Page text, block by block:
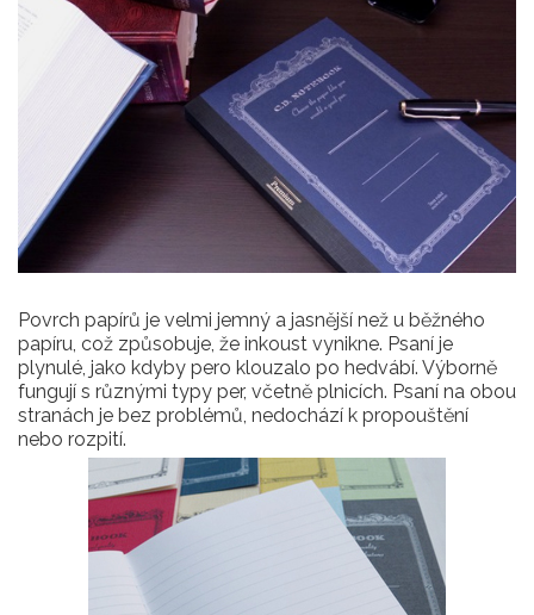
Povrch papírů je velmi jemný a jasnější než u běžného
papíru, což způsobuje, že inkoust vynikne. Psaní je
plynulé, jako kdyby pero klouzalo po hedvábí. Výborně
fungují s různými typy per, včetně plnicích. Psaní na obou
stranách je bez problémů, nedochází k propouštění
nebo rozpití.